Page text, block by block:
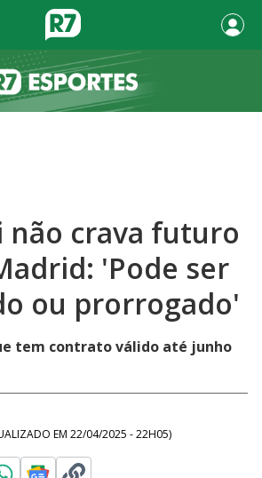
crava futuro
'Pode ser
ou prorrogado'
tem contrato válido até junho
EM 22/04/2025 - 22H05)